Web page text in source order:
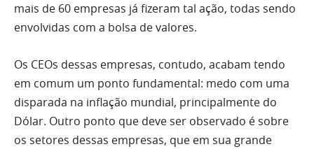
mais de 60 empresas já fizeram tal ação, todas sendo
envolvidas com a bolsa de valores.
Os CEOs dessas empresas, contudo, acabam tendo
em comum um ponto fundamental: medo com uma
disparada na inflação mundial, principalmente do
Dólar. Outro ponto que deve ser observado é sobre
os setores dessas empresas, que em sua grande